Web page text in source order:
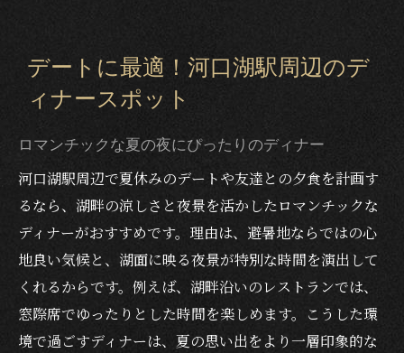
避暑地河口湖で楽しむおしゃれディナー
避暑地ならではの涼しいテラス席で夕食体
おしゃれな雰囲気と絶景を同時に楽しむ方
法
夏休みの観光後に立ち寄りたいおすすめ店
友達やデートに最適なディナープラン提案
名物グルメとおしゃれディナーの組み合わ
せ方
SNS映えするおしゃれディナーの選び方
デートに最適！河口湖駅周辺のデ
ィナースポット
ロマンチックな夏の夜にぴったりのディナー
河口湖駅周辺で夏休みのデートや友達との夕食を計画す
るなら、湖畔の涼しさと夜景を活かしたロマンチックな
ディナーがおすすめです。理由は、避暑地ならではの心
地良い気候と、湖面に映る夜景が特別な時間を演出して
くれるからです。例えば、湖畔沿いのレストランでは、
窓際席でゆったりとした時間を楽しめます。こうした環
境で過ごすディナーは、夏の思い出をより一層印象的な